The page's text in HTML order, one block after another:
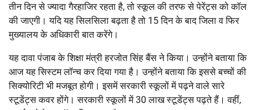
तीन दिन से ज्यादा गैरहाजिर रहता है, तो स्कूल की तरफ से पेरेंट्स को कॉल
की जाएगी। यदि यह सिलसिला बढ़ता है तो 15 दिन के बाद जिला व फिर
मुख्यालय के अधिकारी बात करेंगे।
यह दावा पंजाब के शिक्षा मंत्री हरजोत सिंह बैंस ने किया। उन्होंने बताया कि
आज यह सिस्टम लॉन्च कर दिया गया है। उन्होंने बताया कि इससे बच्चों की
सिक्योरिटी भी मजबूत होगी। इसमें सरकारी स्कूलों में पढ़ने वाले सारे
स्टूडेंट्स कवर होंगे। सरकारी स्कूलों में 30 लाख स्टूडेंट्स पढ़ते हैं। वहीं,